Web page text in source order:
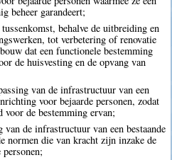
beheer garandeert;
behalve de uitbreiding en
tot verbetering of renovatie
dat een functionele bestemming
de huisvesting en de opvang van
van de infrastructuur van een
voor bejaarde personen, zodat
voor de bestemming ervan;
van de infrastructuur van een bestaande
normen die van kracht zijn inzake de